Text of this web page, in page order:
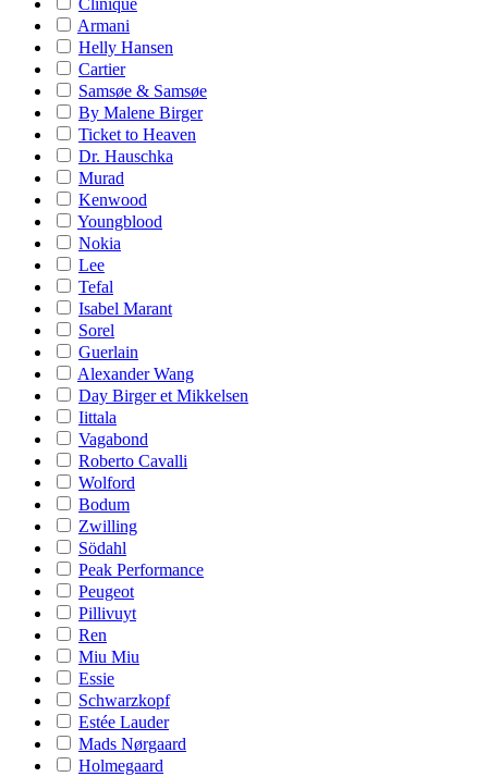
Clinique
Armani
Helly Hansen
Cartier
Samsøe & Samsøe
By Malene Birger
Ticket to Heaven
Dr. Hauschka
Murad
Kenwood
Youngblood
Nokia
Lee
Tefal
Isabel Marant
Sorel
Guerlain
Alexander Wang
Day Birger et Mikkelsen
Iittala
Vagabond
Roberto Cavalli
Wolford
Bodum
Zwilling
Södahl
Peak Performance
Peugeot
Pillivuyt
Ren
Miu Miu
Essie
Schwarzkopf
Estée Lauder
Mads Nørgaard
Holmegaard